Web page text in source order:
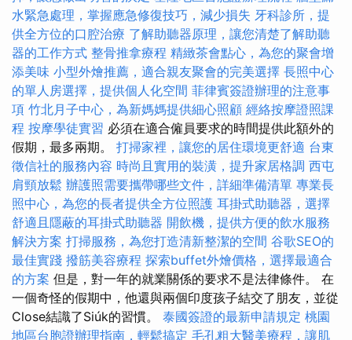
水緊急處理，掌握應急修復技巧，減少損失 牙科診所，提
供全方位的口腔治療 了解助聽器原理，讓您清楚了解助聽
器的工作方式 整骨推拿療程 精緻茶會點心，為您的聚會增
添美味 小型外燴推薦，適合親友聚會的完美選擇 長照中心
的單人房選擇，提供個人化空間 菲律賓簽證辦理的注意事
項 竹北月子中心，為新媽媽提供細心照顧 經絡按摩證照課
程 按摩學徒實習 必須在適合僱員要求的時間提供此額外的
假期，最多兩期。 打掃家裡，讓您的居住環境更舒適 台東
徵信社的服務內容 時尚且實用的裝潢，提升家居格調 西屯
肩頸放鬆 辦護照需要攜帶哪些文件，詳細準備清單 專業長
照中心，為您的長者提供全方位照護 耳掛式助聽器，選擇
舒適且隱蔽的耳掛式助聽器 開飲機，提供方便的飲水服務
解決方案 打掃服務，為您打造清新整潔的空間 谷歌SEO的
最佳實踐 撥筋美容療程 探索buffet外燴價格，選擇最適合
的方案 但是，對一年的就業關係的要求不是法律條件。 在
一個奇怪的假期中，他還與兩個印度孩子結交了朋友，並從
Close結識了Siúk的習慣。 泰國簽證的最新申請規定 桃園
地區台胞證辦理指南，輕鬆搞定 毛孔粗大醫美療程，讓肌